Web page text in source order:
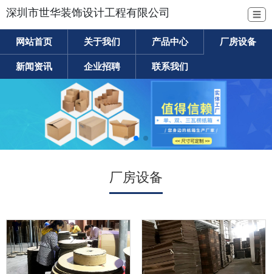
深圳市世华装饰设计工程有限公司 ☰
网站首页 关于我们 产品中心 厂房设备
新闻资讯 企业招聘 联系我们
厂房设备